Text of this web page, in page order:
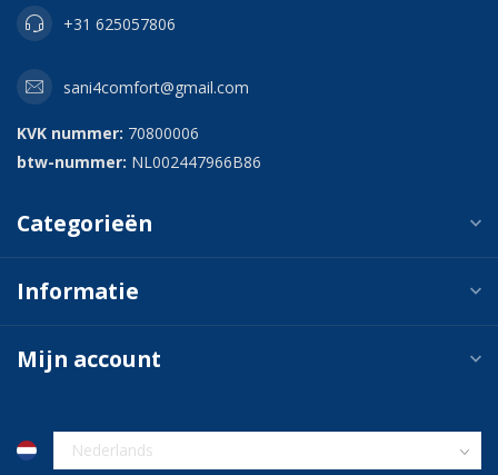
+31 625057806
sani4comfort@gmail.com
KVK nummer: 70800006
btw-nummer: NL002447966B86
Categorieën
Informatie
Mijn account